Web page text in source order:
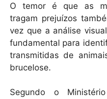
O temor é que as
tragam prejuízos
vez que a análise
fundamental para
transmitidas de
brucelose.
Segundo o